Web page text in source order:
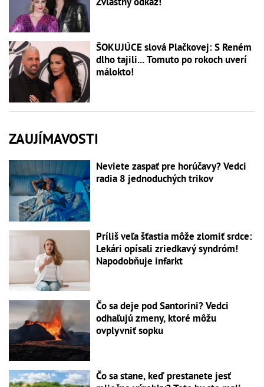
ŠOKUJÚCE slová Plačkovej: S Reném
dlho tajili... Tomuto po rokoch uverí
málokto!
ZAUJÍMAVOSTI
Neviete zaspať pre horúčavy? Vedci
radia 8 jednoduchých trikov
Príliš veľa šťastia môže zlomiť srdce:
Lekári opísali zriedkavý syndróm!
Napodobňuje infarkt
Čo sa deje pod Santorini? Vedci
odhaľujú zmeny, ktoré môžu
ovplyvniť sopku
Čo sa stane, keď prestanete jesť